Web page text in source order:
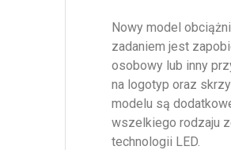
Nowy model
zadaniem jest
osobowy lub inny
na logotyp oraz
modelu są
wszelkiego rodzaju
technologii LED.